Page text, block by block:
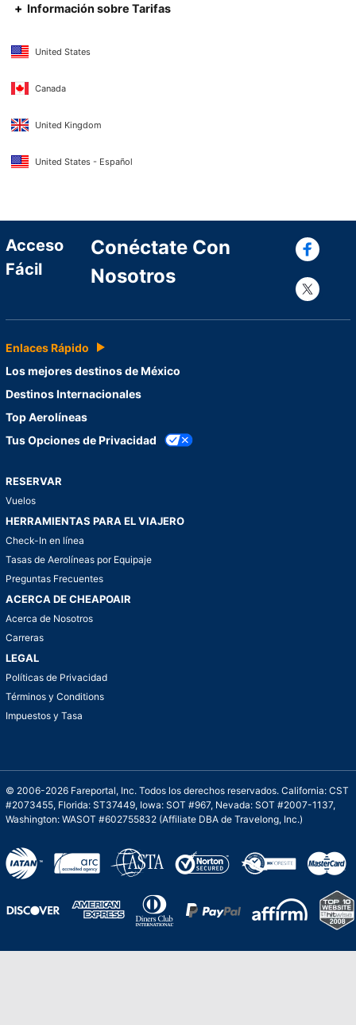
Información sobre Tarifas
United States
Canada
United Kingdom
United States - Español
Acceso
Fácil
Conéctate Con
Nosotros
Enlaces Rápido
Los mejores destinos de México
Destinos Internacionales
Top Aerolíneas
Tus Opciones de Privacidad
RESERVAR
Vuelos
HERRAMIENTAS PARA EL VIAJERO
Check-In en línea
Tasas de Aerolíneas por Equipaje
Preguntas Frecuentes
ACERCA DE CHEAPOAIR
Acerca de Nosotros
Carreras
LEGAL
Políticas de Privacidad
Términos y Conditions
Impuestos y Tasa
© 2006-2026 Fareportal, Inc. Todos los derechos reservados. California: CST
#2073455, Florida: ST37449, Iowa: SOT #967, Nevada: SOT #2007-1137,
Washington: WASOT #602755832 (Affiliate DBA de Travelong, Inc.)